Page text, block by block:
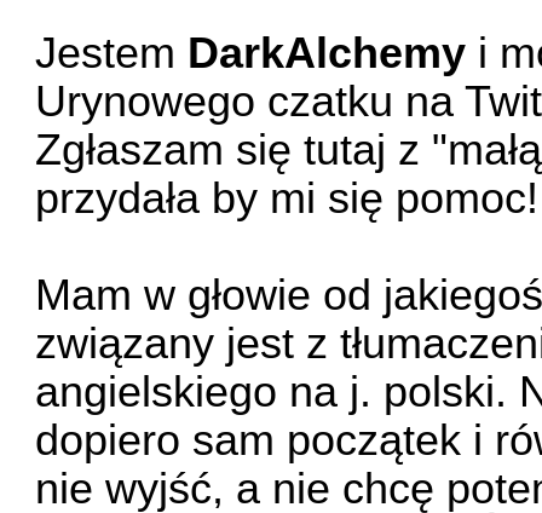
Jestem DarkAlchemy i
Urynowego czatku na
Zgłaszam się tutaj z
przydała by mi się pomoc!
Mam w głowie od
związany jest z
angielskiego na j. polski.
dopiero sam początek i
nie wyjść, a nie chcę